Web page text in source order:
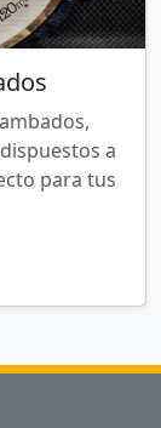
a
para tus